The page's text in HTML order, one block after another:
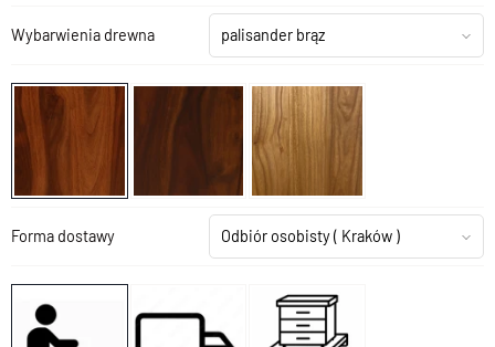
Wybarwienia drewna palisander brąz
Forma dostawy Odbiór osobisty( Kraków )